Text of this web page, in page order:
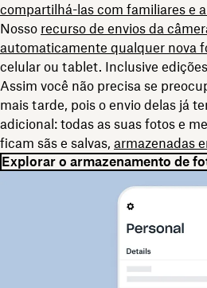
compartilhá-las com familiares e
Nosso recurso de envios da
automaticamente qualquer nova
celular ou tablet. Inclusive
Assim você não precisa se
mais tarde, pois o envio delas já
adicional: todas as suas fotos e
ficam sãs e salvas, armazenadas
Explorar o armazenamento de